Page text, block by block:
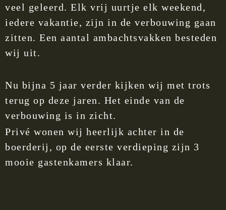
veel geleerd. Elk vrij uurtje elk weekend,
iedere vakantie, zijn in de verbouwing gaan
zitten. Een aantal ambachtsvakken besteden
wij uit.
Nu bijna 5 jaar verder kijken wij met trots
terug op deze jaren. Het einde van de
verbouwing is in zicht.
Privé wonen wij heerlijk achter in de
boerderij, op de eerste verdieping zijn 3
mooie gastenkamers klaar.